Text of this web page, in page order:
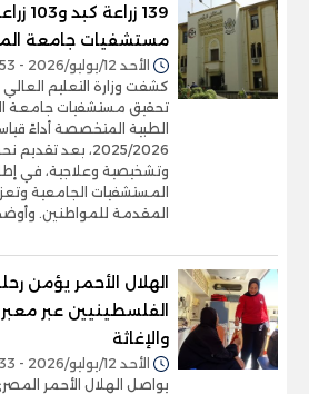
139
مستشفيات جامعة
الأحد 12/يوليو/2026 - 04:53 م
كشفت وزارة التعليم
تحقيق مستشفيات جامعة
الطبية المتخصصة أداءً
وتشخيصية وعلاجية، في
المستشفيات الجامعية
المقدمة للمواطنين.
الهلال الأحمر يؤمن
الفلسطينيين عبر
والإغاثة
الأحد 12/يوليو/2026 - 04:33 م
يواصل الهلال الأحمر